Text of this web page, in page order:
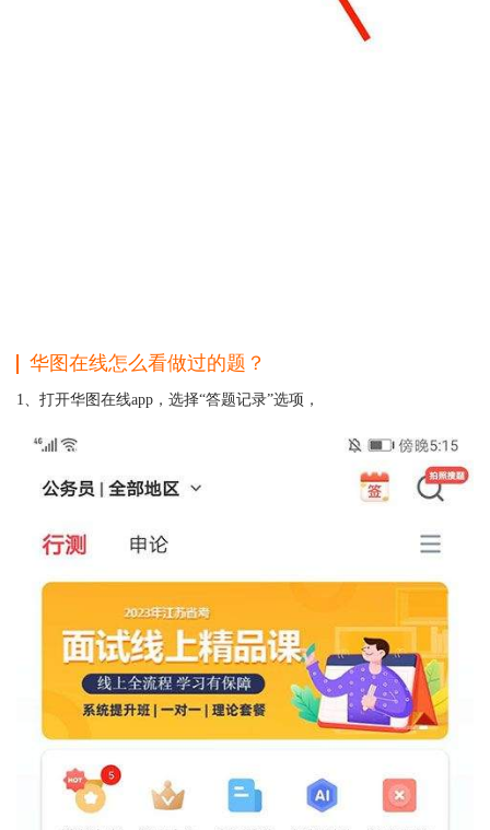
华图在线怎么看做过的题？
1、打开华图在线app，选择“答题记录”选项，